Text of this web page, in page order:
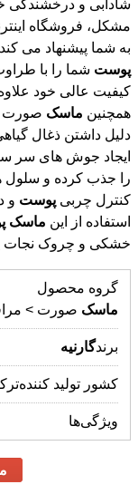
مشکل، فروشگاه
به شما پیشنهاد می
پوست شما را با
کیفیت عالی خود
همچنین ماسک صورت
دلیل داشتن ذغال
ایجاد جوش های سر
را جذب کرده و سلول
کنترل چربی پوست و
استفاده از این ماسک
خشکی و چروک نجات
گروه محصول
ماسک صورت >
برندگارنیه
کشور تولید کننده
ویژگی‌ها